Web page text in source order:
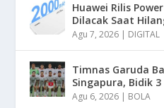
Huawei Rilis
Dilacak Saat
Agu 7, 2026 | DIGITAL
Timnas Garuda
Singapura, Bidik 3
Agu 6, 2026 | BOLA